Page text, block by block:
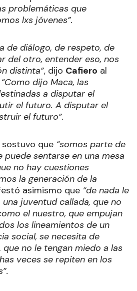
problemáticas que
lxs jóvenes”.
de diálogo, de respeto, de
del otro, entender eso, nos
distinta”, dijo Cafiero al
“Como dijo Maca, las
a disputar el
el futuro. A disputar el
el futuro”.
sostuvo que “somos parte de
puede sentarse en una mesa
no hay cuestiones
la generación de la
asimismo que “de nada le
juventud callada, que no
el nuestro, que empujan
los lineamientos de un
social, se necesita de
no le tengan miedo a las
veces se repiten en los